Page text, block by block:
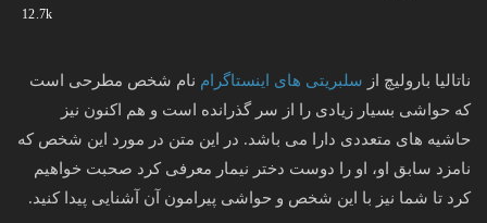
12.7k
ناتالیا بارولیچ از سلبریتی های اینستاگرام نام شخص مطرحی است
که حواشی بسیار زیادی را از سر گذرانده است و هم اکنون نیز
حاشیه های متعددی دارا می باشد. در این متن در مورد این شخص که
نامزد سابق او، او را دوست دختر نیمار معرفی کرد صحبت خواهیم
کرد تا شما نیز با این شخص و حواشی پیرامون آن آشنایی پیدا کنید.